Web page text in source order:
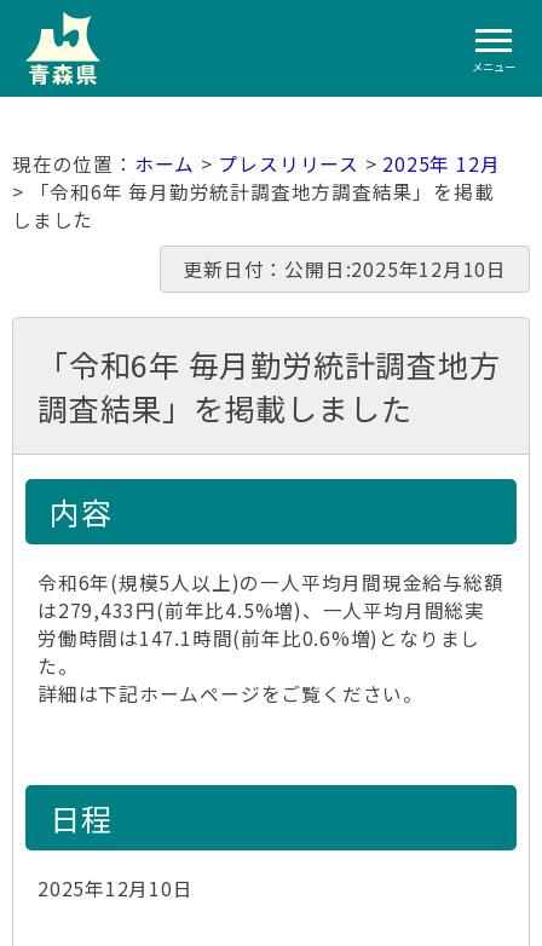
メニュー
ホーム > プレスリリース > 2025年 12月
> 「令和6年 毎月勤労統計調査地方調査結果」を掲載
しました
更新日付：公開日:2025年12月10日
「令和6年 毎月勤労統計調査地方
調査結果」を掲載しました
内容
令和6年(規模5人以上)の一人平均月間現金給与総額
は279,433円(前年比4.5%増)、一人平均月間総実
労働時間は147.1時間(前年比0.6%増)となりまし
た。
詳細は下記ホームページをご覧ください。
日程
2025年12月10日